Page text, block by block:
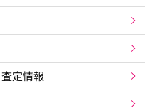
定情報